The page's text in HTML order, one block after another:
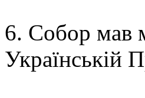
6. Собор мав
Українській